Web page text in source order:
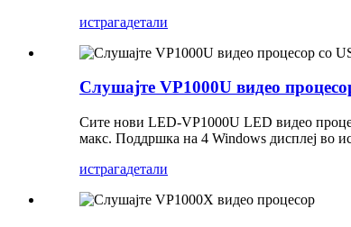
истрагадетали
Слушајте VP1000U видео
Сите нови LED-VP1000U LED видео
макс. Поддршка на 4 Windows дисплеј во
истрагадетали